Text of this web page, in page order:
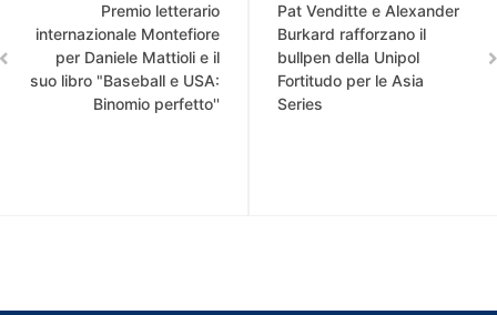
Premio letterario
internazionale Montefiore
per Daniele Mattioli e il
suo libro "Baseball e USA:
Binomio perfetto''
Pat Venditte e Alexander
Burkard rafforzano il
bullpen della Unipol
Fortitudo per le Asia
Series